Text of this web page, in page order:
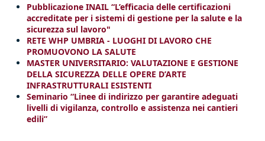
Pubblicazione INAIL “L’efficacia delle certificazioni
accreditate per i sistemi di gestione per la salute e la
sicurezza sul lavoro"
RETE WHP UMBRIA - LUOGHI DI LAVORO CHE
PROMUOVONO LA SALUTE
MASTER UNIVERSITARIO: VALUTAZIONE E GESTIONE
DELLA SICUREZZA DELLE OPERE D’ARTE
INFRASTRUTTURALI ESISTENTI
Seminario “Linee di indirizzo per garantire adeguati
livelli di vigilanza, controllo e assistenza nei cantieri
edili”